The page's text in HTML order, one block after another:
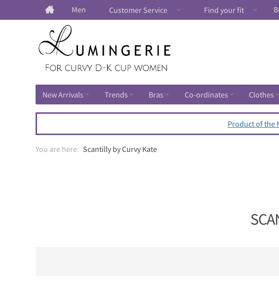
Men Customer Service Find your fit
New Arrivals Trends Bras Co-ordinates Clothes
Product of the
Scantilly by Curvy Kate